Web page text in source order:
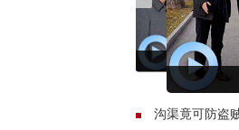
沟渠竟可防盗